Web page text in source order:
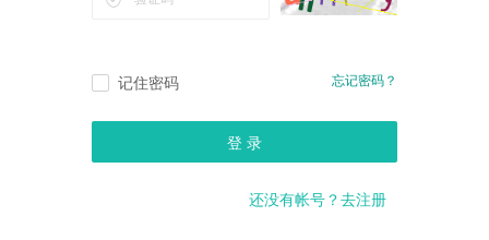
记住密码 忘记密码？
登 录
还没有帐号？去注册